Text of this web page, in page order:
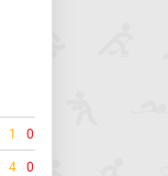
1 0
4 0